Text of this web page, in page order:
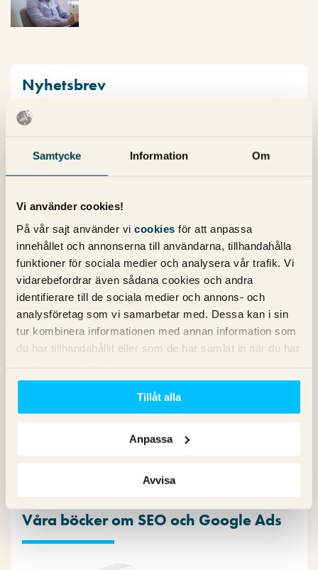
Samtycke Information Om
Vi använder cookies!
På vår sajt använder vi cookies för att anpassa
innehållet och annonserna till användarna, tillhandahålla
funktioner för sociala medier och analysera vår trafik. Vi
vidarebefordrar även sådana cookies och andra
identifierare till de sociala medier och annons- och
analysföretag som vi samarbetar med. Dessa kan i sin
tur kombinera informationen med annan information som
du har tillhandahållit eller som de har samlat in när du har
Tillåt alla
Anpassa
Avvisa
Nyhetsbrev
Prenumerera på vårt nyhetsbrev för det
senaste inom SEO, Google Ads och sociala
Kategorier
Copy
Konvertering
Marknadsföring
Våra böcker om SEO och Google Ads